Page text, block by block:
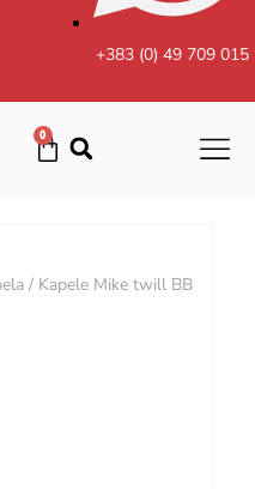
+383 (0) 49 709 015
0
Cart
/ Kapele Mike twill BB